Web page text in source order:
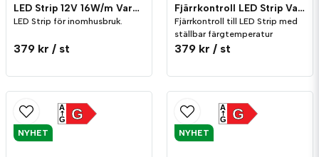
LED Strip 12V 16W/m Varmvit-Dagsljus
LED Strip för inomhusbruk.
379 kr / st
Fjärrkontroll LED Strip Varmvit-Dagsljus
Fjärrkontroll till LED Strip med
ställbar färgtemperatur
379 kr / st
G
A
G
NYHET
G
A
G
NYHET